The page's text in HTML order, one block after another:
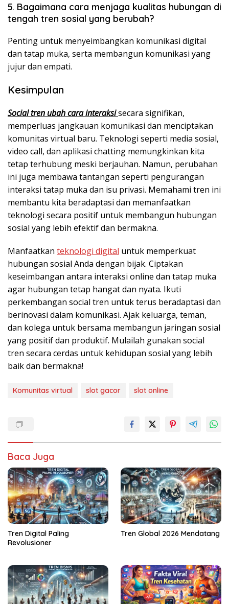
5. Bagaimana cara menjaga kualitas hubungan di
tengah tren sosial yang berubah?
Penting untuk menyeimbangkan komunikasi digital
dan tatap muka, serta membangun komunikasi yang
jujur dan empati.
Kesimpulan
Socialtren ubahcarainteraksisecara signifikan,
memperluas jangkauan komunikasi dan menciptakan
komunitas virtual baru. Teknologi seperti media sosial,
video call, dan aplikasi chatting memungkinkan kita
tetap terhubung meski berjauhan. Namun, perubahan
ini juga membawa tantangan seperti pengurangan
interaksi tatap muka dan isu privasi. Memahami tren ini
membantu kita beradaptasi dan memanfaatkan
teknologi secara positif untuk membangun hubungan
sosial yang lebih efektif dan bermakna.
Manfaatkan teknologi digital untuk memperkuat
hubungan sosial Anda dengan bijak. Ciptakan
keseimbangan antara interaksi online dan tatap muka
agar hubungan tetap hangat dan nyata. Ikuti
perkembangan social tren untuk terus beradaptasi dan
berinovasi dalam komunikasi. Ajak keluarga, teman,
dan kolega untuk bersama membangun jaringan sosial
yang positif dan produktif. Mulailah gunakan social
tren secara cerdas untuk kehidupan sosial yang lebih
baik dan bermakna!
Komunitas virtual slot gacor slot online
Baca Juga
Tren Digital Paling
Revolusioner
Tren Global 2026 Mendatang